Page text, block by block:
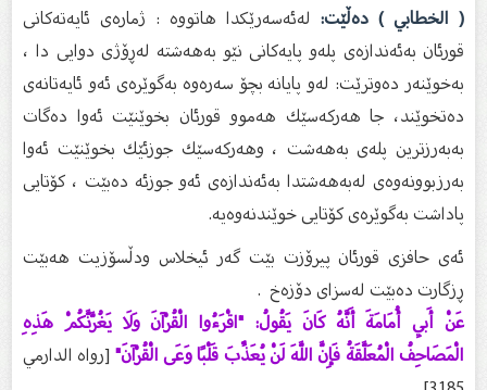
( الخطابي ) دەڵێت:لەئەسەرێکدا هاتووە : ژمارەی ئایەتەکانی
قورئان بەئەندازەی پلەو پایەکانی نێو بەهەشتە لەڕۆژی دوایی دا ،
بەخوێنەر دەوترێت: لەو پایانە بچۆ سەرەوە بەگوێرەی ئەو ئایەتانەی
دەتخوێند، جا هەرکەسێك هەموو قورئان بخوێنێت ئەوا دەگات
بەبەرزترین پلەی بەهەشت ، وهەرکەسێك جوزئێك بخوێنێت ئەوا
بەرز‌بوونەوەی لەبەهەشتدا بەئەندازەی ئەو جوزئە دەبێت ، کۆتایی
پاداشت بەگوێرەی کۆتایی خوێندنەوەیە.
ئەی حافزی قورئان پیرۆزت بێت گەر ئیخلاس ودڵسۆزیت هەبێت
ڕزگارت دەبێت لەسزای دۆزەخ .
عَنْ أَبِي أُمَامَةَ أَنَّهُ كَانَ يَقُولُ: "اقْرَءُوا الْقُرْآنَ وَلَا يَغُرَّنَّكُمْ هَذِهِ
الْمَصَاحِفُ الْمُعَلَّقَةُ فَإِنَّ اللَّهَ لَنْ يُعَذِّبَ قَلْبًا وَعَى الْقُرْآنَ"[رواه الدارمي